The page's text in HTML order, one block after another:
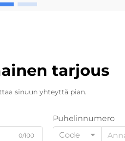
jotka kestävät
tarjous
sinuun yhteyttä pian.
0/100
Puhelinnumero
Code